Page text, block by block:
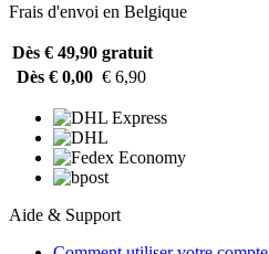
Frais d'envoi en Belgique
Dès € 49,90 gratuit
Dès € 0,00 € 6,90
Aide & Support